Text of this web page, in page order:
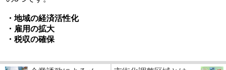
・地域の経済活性化
・雇用の拡大
・税収の確保